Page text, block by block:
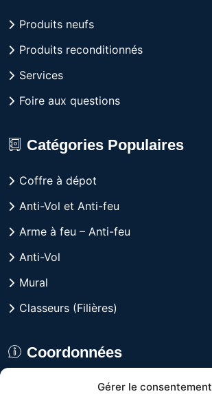
Gérer le consentement
Produits neufs
Produits reconditionnés
Services
Foire aux questions
Catégories Populaires
Coffre à dépot
Anti-Vol et Anti-feu
Arme à feu – Anti-feu
Anti-Vol
Mural
Classeurs (Filières)
Coordonnées
8029 rue Alfred, Anjou,